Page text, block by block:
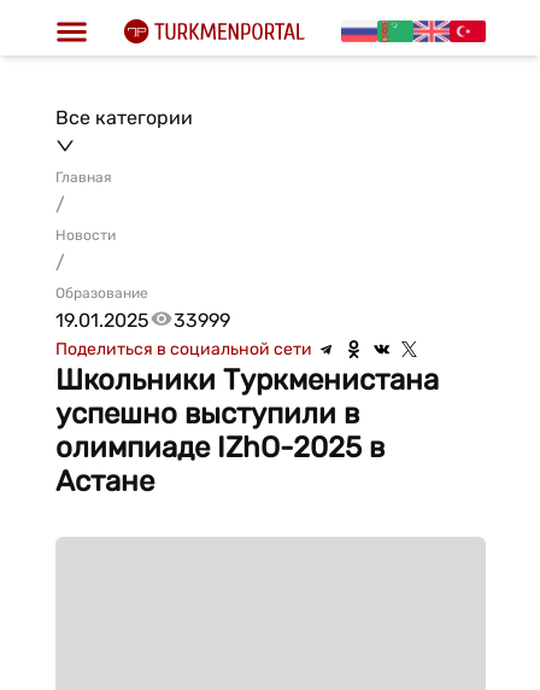
Все категории
Главная
/
Новости
/
Образование
19.01.2025 33999
Поделиться в социальной сети
Школьники Туркменистана
успешно выступили в
олимпиаде IZhO-2025 в
Астане